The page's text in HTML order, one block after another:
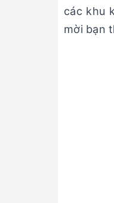
các khu
mời bạn